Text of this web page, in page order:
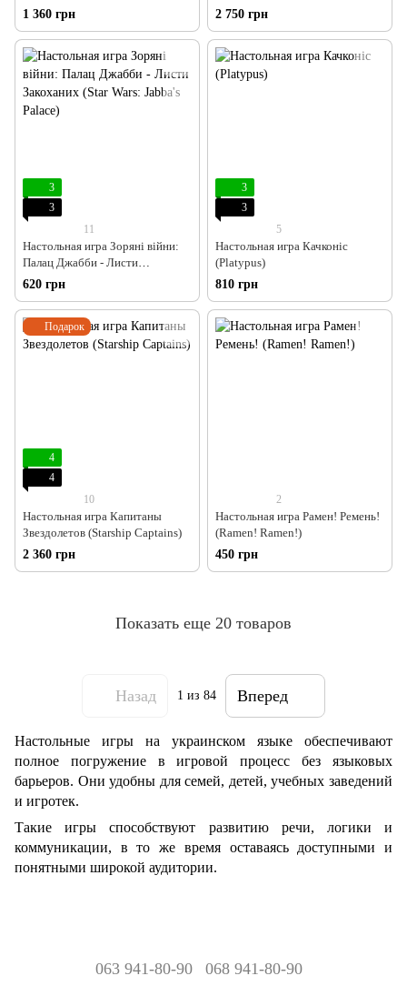
Настольные игры на украинском языке обеспечивают
полное погружение в игровой процесс без языковых
барьеров. Они удобны для семей, детей, учебных заведений
и игротек.
Такие игры способствуют развитию речи, логики и
коммуникации, в то же время оставаясь доступными и
понятными широкой аудитории.
1 360 грн
2 750 грн
3
3
11
Настольная игра Зоряні війни:
Палац Джабби - Листи
Закоханих (Star Wars: Jabba's
Palace)
620 грн
3
3
5
Настольная игра Качконіс
(Platypus)
810 грн
Подарок
4
4
10
Настольная игра Капитаны
Звездолетов (Starship Captains)
2 360 грн
2
Настольная игра Рамен! Ремень!
(Ramen! Ramen!)
450 грн
Показать еще 20 товаров
Назад 1 из 84 Вперед
063 941-80-90 068 941-80-90